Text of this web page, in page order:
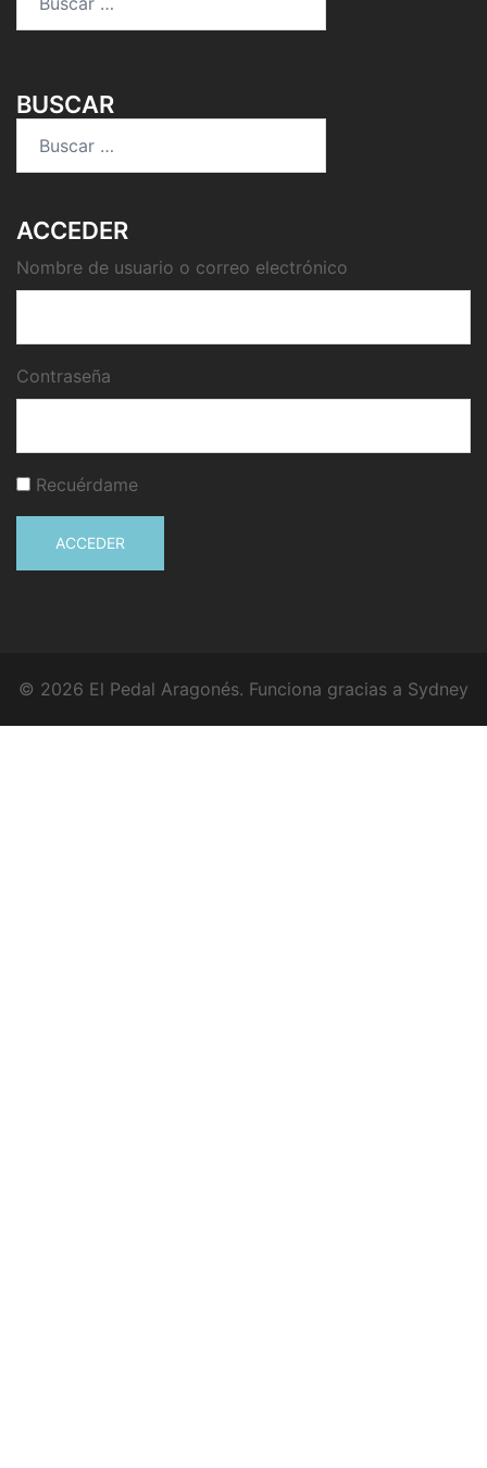
BUSCAR
ACCEDER
Nombre de usuario o correo electrónico
Contraseña
Recuérdame
ACCEDER
© 2026 El Pedal Aragonés. Funciona gracias a Sydney